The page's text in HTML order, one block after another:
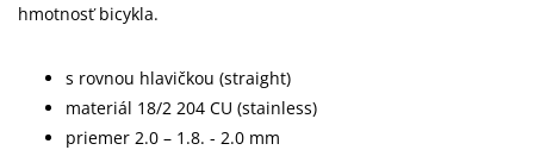
hmotnosť bicykla.
s rovnou hlavičkou (straight)
materiál 18/2 204 CU (stainless)
priemer 2.0 – 1.8. - 2.0 mm